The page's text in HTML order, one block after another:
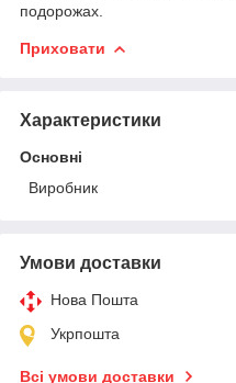
подорожах.
Приховати
Характеристики
Основні
Виробник
Умови доставки
Нова Пошта
Укрпошта
Всі умови доставки